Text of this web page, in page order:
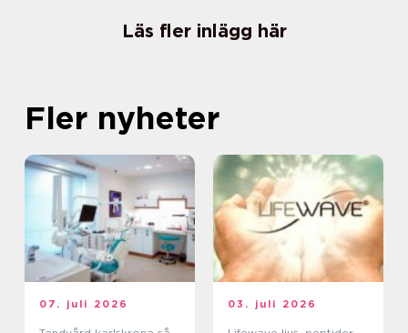
Läs fler inlägg här
Fler nyheter
07. juli 2026 03. juli 2026